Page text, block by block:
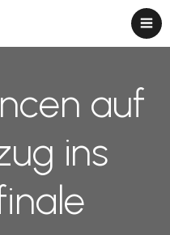
auf
ins